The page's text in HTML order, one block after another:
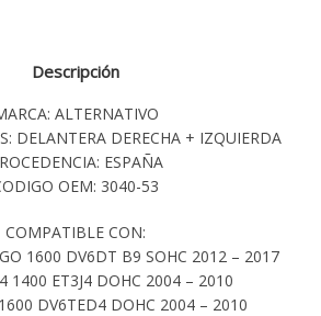
Descripción
ALTERNATIVO
DELANTERA DERECHA + IZQUIERDA
ESPAÑA
OEM: 3040-53
COMPATIBLE CON:
1600 DV6DT B9 SOHC 2012 – 2017
1400 ET3J4 DOHC 2004 – 2010
DV6TED4 DOHC 2004 – 2010